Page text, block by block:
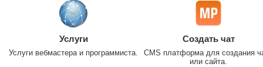
Услуги
Услуги вебмастера и программиста.
Создать чат
CMS платформа для создания
или сайта.